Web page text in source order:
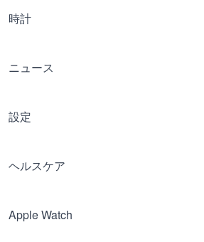
時計
ニュース
設定
ヘルスケア
Apple Watch